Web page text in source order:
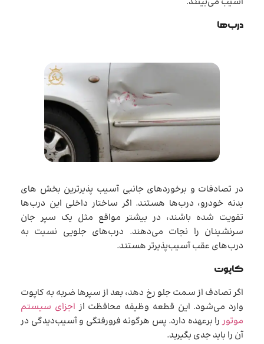
درب‌ها
در تصادفات و برخوردهای جانبی آسیب پذیرترین بخش های
بدنه خودرو، درب‌ها هستند. اگر ساختار داخلی این درب‌ها
تقویت شده باشند، در بیشتر مواقع مثل یک سپر جان
سرنشینان را نجات می‌دهند. درب‌های جلویی نسبت به
درب‌های عقب آسیب‌پذیرتر هستند.
کاپوت
اگر تصادف از سمت جلو رخ دهد، بعد از سپرها ضربه به کاپوت
وارد می‌شود. این قطعه وظیفه محافظت از اجزای سیستم
موتوررا برعهده دارد. پس هرگونه فرورفتگی و آسیب‌دیدگی در
آن را باید جدی بگیرید.